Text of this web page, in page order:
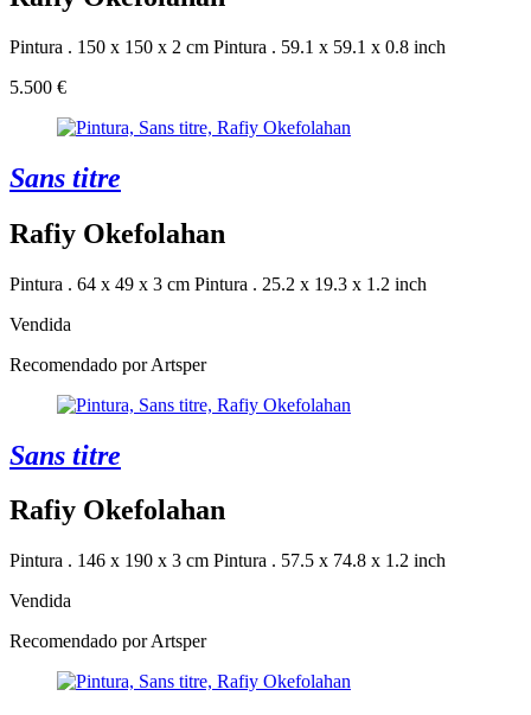
Pintura . 150 x 150 x 2 cm Pintura . 59.1 x 59.1 x 0.8 inch
5.500 €
Sans titre
Rafiy Okefolahan
Pintura . 64 x 49 x 3 cm Pintura . 25.2 x 19.3 x 1.2 inch
Vendida
Recomendado por Artsper
Sans titre
Rafiy Okefolahan
Pintura . 146 x 190 x 3 cm Pintura . 57.5 x 74.8 x 1.2 inch
Vendida
Recomendado por Artsper